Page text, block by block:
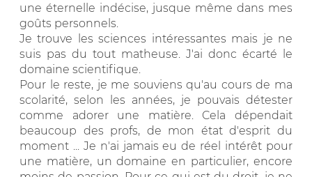
une éternelle indécise, jusque même dans mes
goûts personnels.
Je trouve les sciences intéressantes mais je ne
suis pas du tout matheuse. J'ai donc écarté le
domaine scientifique.
Pour le reste, je me souviens qu'au cours de ma
scolarité, selon les années, je pouvais détester
comme adorer une matière. Cela dépendait
beaucoup des profs, de mon état d'esprit du
moment ... Je n'ai jamais eu de réel intérêt pour
une matière, un domaine en particulier, encore